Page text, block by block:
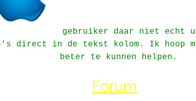
gebruiker daar niet echt
direct in de tekst kolom. Ik hoop
beter te kunnen helpen.
Forum